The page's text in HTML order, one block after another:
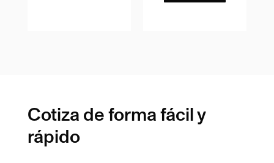
Cotiza de forma fácil y
rápido